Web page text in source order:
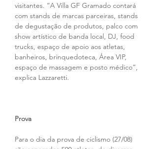
visitantes. “A Villa GF Gramado contará
com stands de marcas parceiras, stands
de degustação de produtos, palco com
show artístico de banda local, DJ, food
trucks, espaço de apoio aos atletas,
banheiros, brinquedoteca, Área VIP,
espaço de massagem e posto médico”,
explica Lazzaretti.
Prova
Para o dia da prova de ciclismo (27/08)